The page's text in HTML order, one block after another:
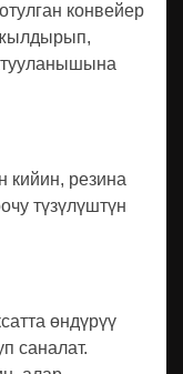
конвейер
жылдырып,
кийин, резина
түзүлүштүн
өндүрүү
саналат.